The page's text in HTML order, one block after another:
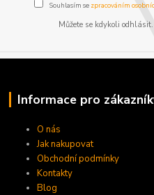
Souhlasím se zpracováním
Můžete se kdykoli
Informace pro
O nás
Jak nakupovat
Obchodní podmínky
Kontakty
Blog